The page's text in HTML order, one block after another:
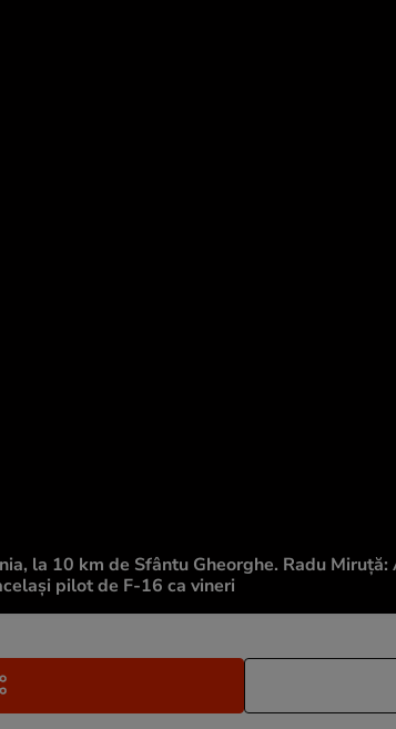
la 10 km de Sfântu Gheorghe. Radu
pilot de F-16 ca vineri